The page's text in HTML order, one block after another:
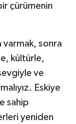
çürümenin
varmak, sonra
kültürle,
ve
Eskiye
sahip
yeniden